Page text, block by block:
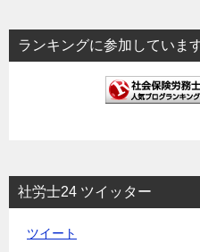
ョ
ン
ランキングに参加していま
社労士24 ツイッター
ツイート